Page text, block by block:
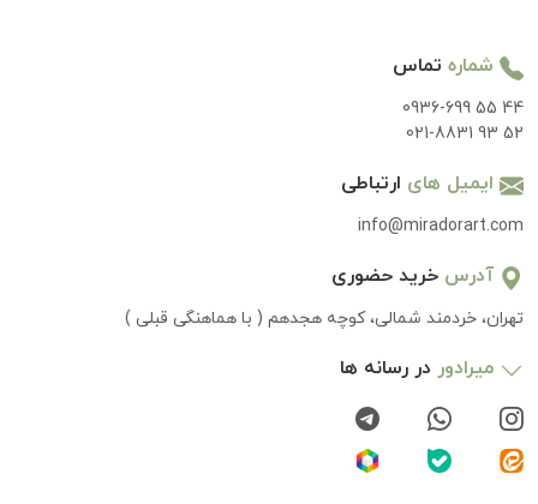
شماره تماس
0936-699 55 44
021-8831 93 52
ایمیل های ارتباطی
info@miradorart.com
آدرس خرید حضوری
تهران، خردمند شمالی، کوچه هجدهم ( با هماهنگی قبلی )
میرادور در رسانه ها